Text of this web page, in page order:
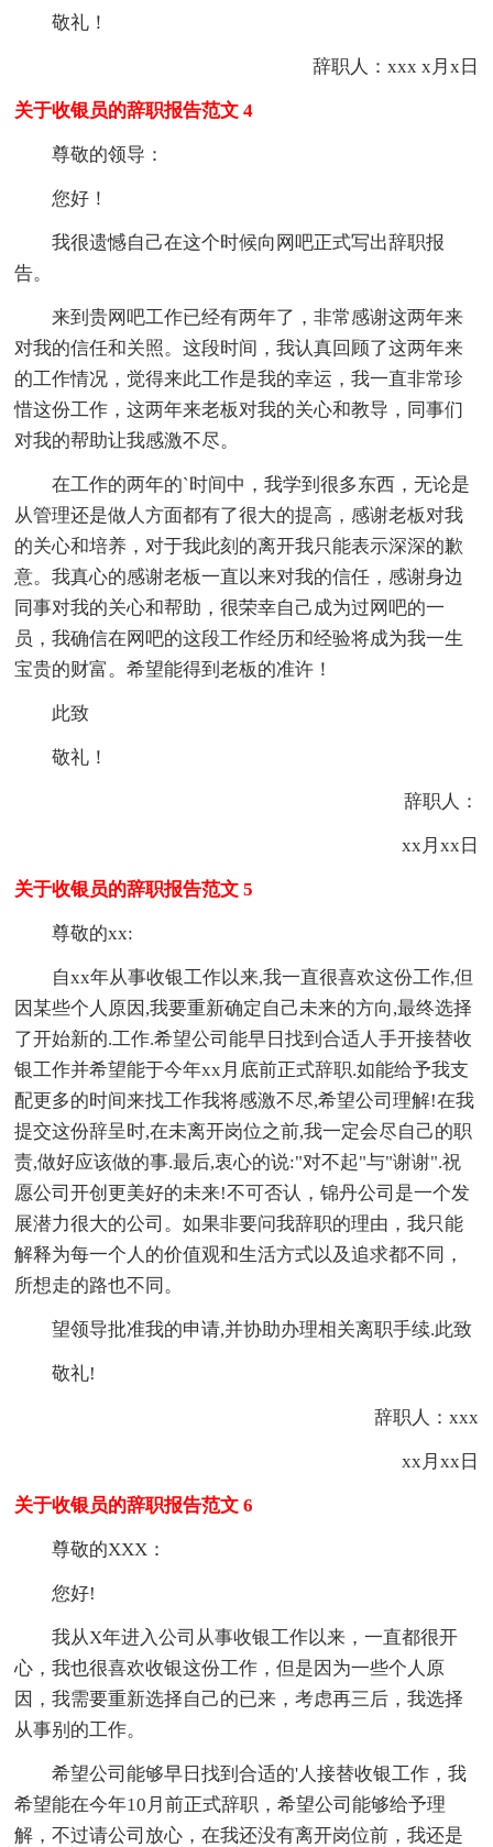
敬礼！
辞职人：xxx x月x日
关于收银员的辞职报告范文 4
尊敬的领导：
您好！
我很遗憾自己在这个时候向网吧正式写出辞职报
告。
来到贵网吧工作已经有两年了，非常感谢这两年来
对我的信任和关照。这段时间，我认真回顾了这两年来
的工作情况，觉得来此工作是我的幸运，我一直非常珍
惜这份工作，这两年来老板对我的关心和教导，同事们
对我的帮助让我感激不尽。
在工作的两年的`时间中，我学到很多东西，无论是
从管理还是做人方面都有了很大的提高，感谢老板对我
的关心和培养，对于我此刻的离开我只能表示深深的歉
意。我真心的感谢老板一直以来对我的信任，感谢身边
同事对我的关心和帮助，很荣幸自己成为过网吧的一
员，我确信在网吧的这段工作经历和经验将成为我一生
宝贵的财富。希望能得到老板的准许！
此致
敬礼！
辞职人：
xx月xx日
关于收银员的辞职报告范文 5
尊敬的xx:
自xx年从事收银工作以来,我一直很喜欢这份工作,但
因某些个人原因,我要重新确定自己未来的方向,最终选择
了开始新的.工作.希望公司能早日找到合适人手开接替收
银工作并希望能于今年xx月底前正式辞职.如能给予我支
配更多的时间来找工作我将感激不尽,希望公司理解!在我
提交这份辞呈时,在未离开岗位之前,我一定会尽自己的职
责,做好应该做的事.最后,衷心的说:"对不起"与"谢谢".祝
愿公司开创更美好的未来!不可否认，锦丹公司是一个发
展潜力很大的公司。如果非要问我辞职的理由，我只能
解释为每一个人的价值观和生活方式以及追求都不同，
所想走的路也不同。
望领导批准我的申请,并协助办理相关离职手续.此致
敬礼!
辞职人：xxx
xx月xx日
关于收银员的辞职报告范文 6
尊敬的XXX：
您好!
我从X年进入公司从事收银工作以来，一直都很开
心，我也很喜欢收银这份工作，但是因为一些个人原
因，我需要重新选择自己的已来，考虑再三后，我选择
从事别的工作。
希望公司能够早日找到合适的'人接替收银工作，我
希望能在今年10月前正式辞职，希望公司能够给予理
解，不过请公司放心，在我还没有离开岗位前，我还是